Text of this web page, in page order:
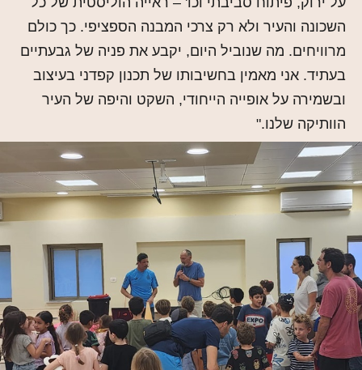
השכונה והעיר ולא רק צרכי המבנה הספציפי. כך כולם
מרוויחים. מה שנוביל היום, יקבע את פניה של גבעתיים
בעתיד. אני מאמין בחשיבותו של תכנון קפדני בעיצוב
ובשמירה על אופייה הייחודי, השקט והיפה של העיר
הוותיקה שלנו."